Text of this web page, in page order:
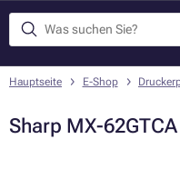
Hauptseite E-Shop
Sharp MX-